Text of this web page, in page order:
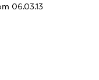
06.03.13